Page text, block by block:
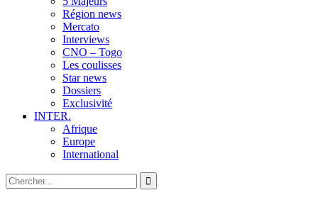
Région news
Mercato
Interviews
CNO – Togo
Les coulisses
Star news
Dossiers
Exclusivité
INTER.
Afrique
Europe
International